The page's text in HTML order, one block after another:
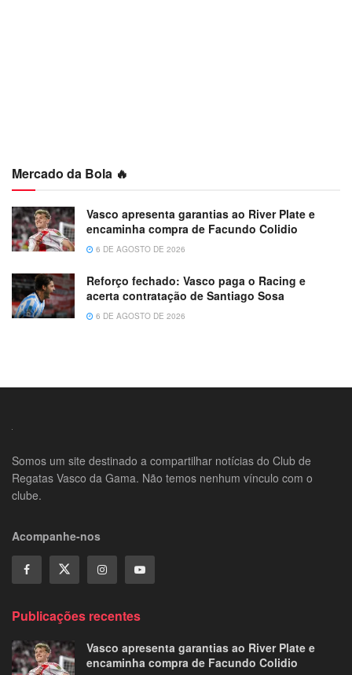
Mercado da Bola 🔥
Vasco apresenta garantias ao River Plate e
encaminha compra de Facundo Colidio
6 DE AGOSTO DE 2026
Reforço fechado: Vasco paga o Racing e
acerta contratação de Santiago Sosa
6 DE AGOSTO DE 2026
Somos um site destinado a compartilhar notícias do Club de
Regatas Vasco da Gama. Não temos nenhum vínculo com o
clube.
Acompanhe-nos
Publicações recentes
Vasco apresenta garantias ao River Plate e
encaminha compra de Facundo Colidio